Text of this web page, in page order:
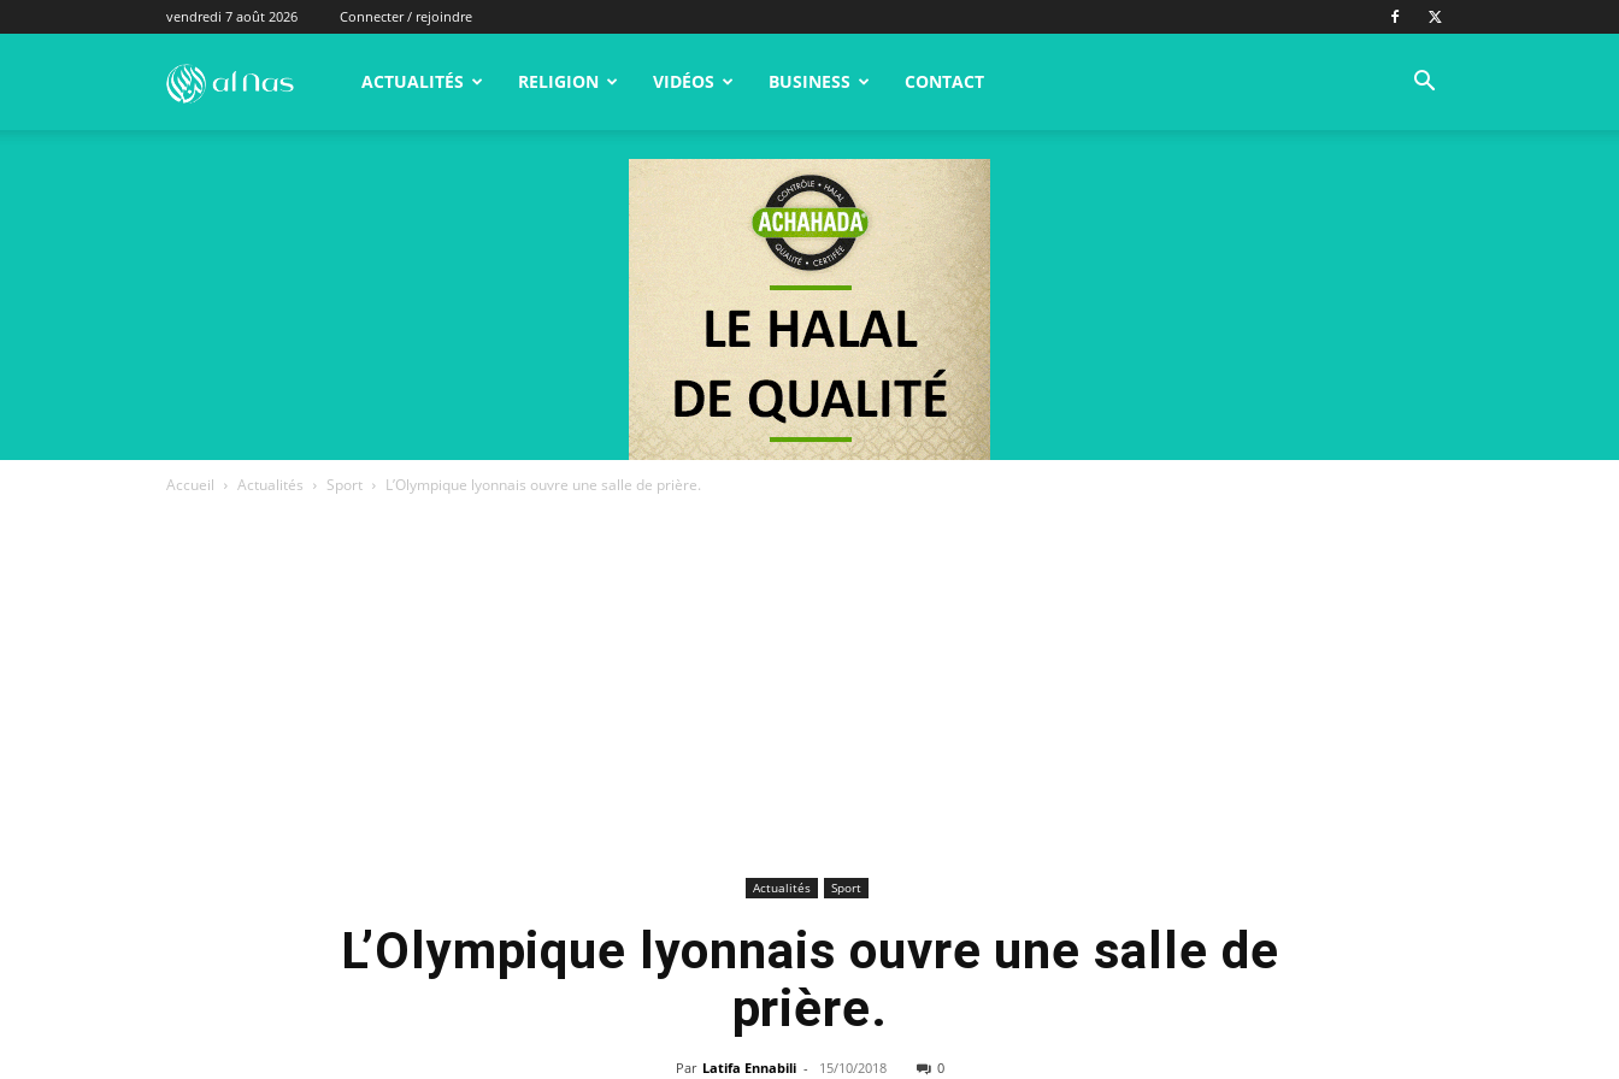
vendredi 7 août 2026 Connecter / rejoindre
alNas.fr ACTUALITÉS RELIGION VIDÉOS BUSINESS CONTACT
Accueil Actualités Sport L’Olympique lyonnais ouvre une salle de prière.
Actualités Sport
L’Olympique lyonnais ouvre une salle de
prière.
Par Latifa Ennabili - 15/10/2018 0